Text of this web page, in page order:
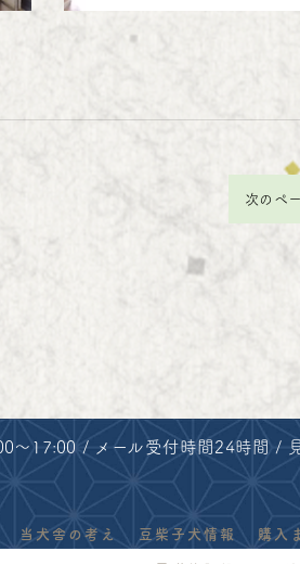
次のペ
～17:00 / メール受付時間24時間 /
当犬舎の考え 豆柴子犬情報 購入